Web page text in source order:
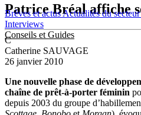
Brèves et actusActualités du
Interviews
Conseils et Guides
Patrice Bréal affiche
C
Catherine SAUVAGE
26 janvier 2010
Une nouvelle phase de
chaîne de prêt-à-porter féminin
depuis 2003 du groupe